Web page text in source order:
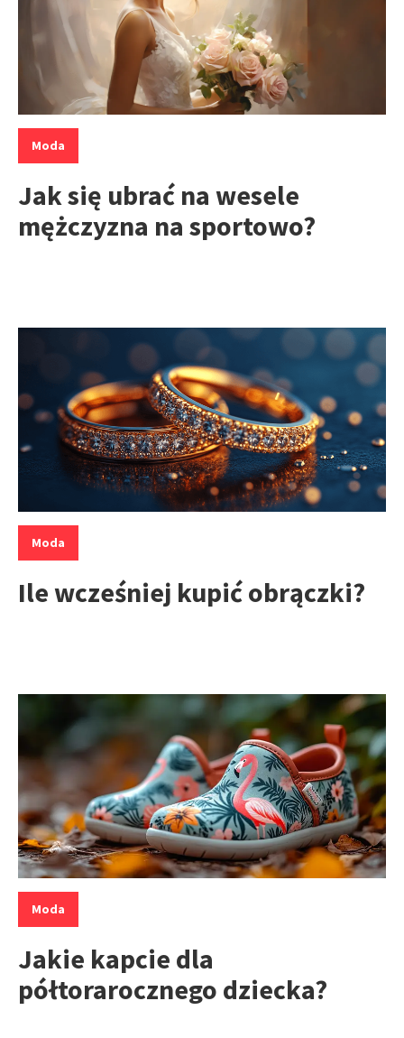
Kategorie:
Moda
Jak się ubrać na wesele
mężczyzna na sportowo?
Kategorie:
Moda
Ile wcześniej kupić obrączki?
Kategorie:
Moda
Jakie kapcie dla
półtorarocznego dziecka?